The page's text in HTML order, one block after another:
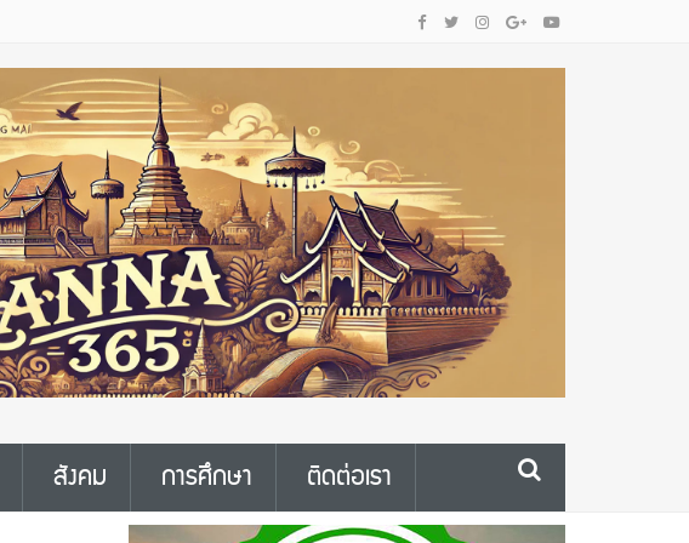
สังคม การศึกษา ติดต่อเรา